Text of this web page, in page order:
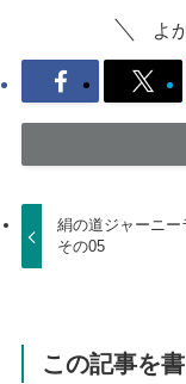
よ
絹の道ジャーニー
その05
この記事を